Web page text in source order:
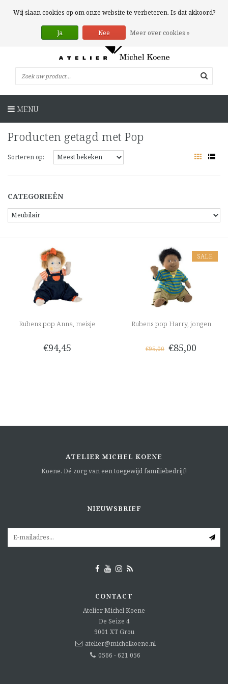
0 Artikelen
MENU
Producten getagd met Pop
Sorteren op:
CATEGORIEËN
Rubens pop Anna, meisje
€94,45
SALE
Rubens pop Harry, jongen
€95,00 €85,00
ATELIER MICHEL KOENE
Koene. Dé zorg van een toegewijd familiebedrijf!
NIEUWSBRIEF
CONTACT
Atelier Michel Koene
De Seize 4
9001 XT Grou
atelier@michelkoene.nl
0566 - 621 056
Wij slaan cookies op om onze website te verbeteren. Is dat akkoord?
Ja Nee Meer over cookies »